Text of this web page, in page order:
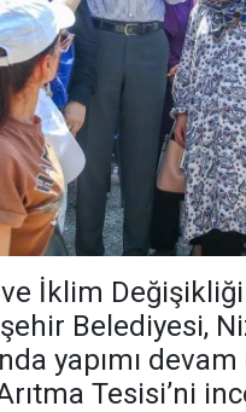
İklim
Belediyesi,
yapımı
Tesisi’ni